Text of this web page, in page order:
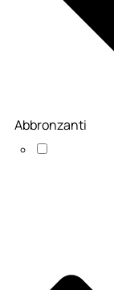
Abbronzanti